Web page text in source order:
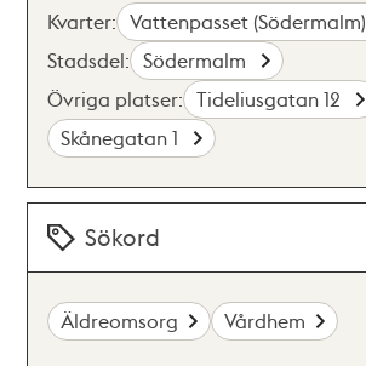
Kvarter: Vattenpasset (Södermalm)
Stadsdel: Södermalm
Övriga platser: Tideliusgatan 12
Skånegatan 1
Sökord
Äldreomsorg Vårdhem